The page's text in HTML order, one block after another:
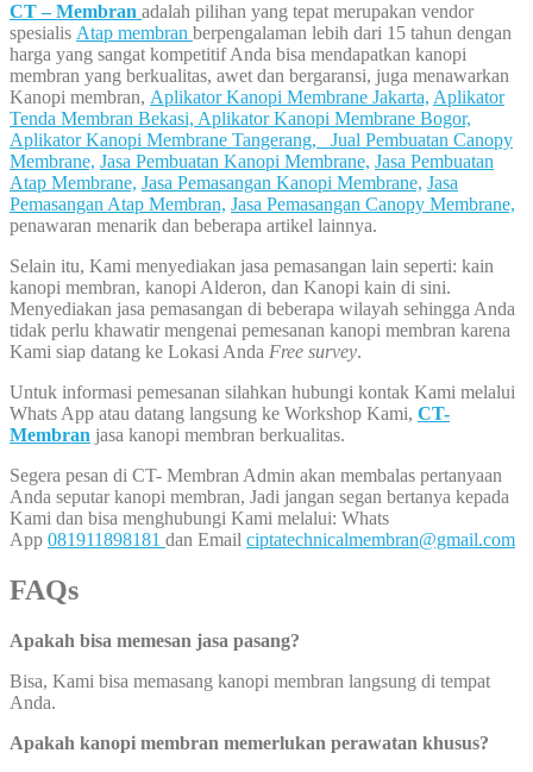
CT – Membran adalah pilihan yang tepat merupakan vendor
spesialis Atap membran berpengalaman lebih dari 15 tahun dengan
harga yang sangat kompetitif Anda bisa mendapatkan kanopi
membran yang berkualitas, awet dan bergaransi, juga menawarkan
Kanopi membran, Aplikator Kanopi Membrane Jakarta, Aplikator
Tenda Membran Bekasi, Aplikator Kanopi Membrane Bogor,
Aplikator Kanopi Membrane Tangerang, Jual Pembuatan Canopy
Membrane, Jasa Pembuatan Kanopi Membrane, Jasa Pembuatan
Atap Membrane, Jasa Pemasangan Kanopi Membrane, Jasa
Pemasangan Atap Membran, Jasa Pemasangan Canopy Membrane,
penawaran menarik dan beberapa artikel lainnya.
Selain itu, Kami menyediakan jasa pemasangan lain seperti: kain
kanopi membran, kanopi Alderon, dan Kanopi kain di sini.
Menyediakan jasa pemasangan di beberapa wilayah sehingga Anda
tidak perlu khawatir mengenai pemesanan kanopi membran karena
Kami siap datang ke Lokasi Anda Free survey.
Untuk informasi pemesanan silahkan hubungi kontak Kami melalui
Whats App atau datang langsung ke Workshop Kami, CT-
Membran jasa kanopi membran berkualitas.
Segera pesan di CT- Membran Admin akan membalas pertanyaan
Anda seputar kanopi membran, Jadi jangan segan bertanya kepada
Kami dan bisa menghubungi Kami melalui: Whats
App 081911898181 dan Email ciptatechnicalmembran@gmail.com
FAQs
Apakah bisa memesan jasa pasang?
Bisa, Kami bisa memasang kanopi membran langsung di tempat
Anda.
Apakah kanopi membran memerlukan perawatan khusus?